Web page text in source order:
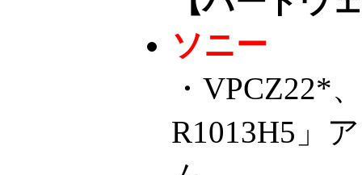
ソニー
・VPCZ22*
R1013H5」